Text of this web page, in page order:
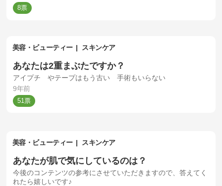
8
美容・ビューティー スキンケア
あなたは2重まぶたですか？
アイプチ やテープはもう古い 手術もいらない
9年前
51
美容・ビューティー スキンケア
あなたが肌で気にしているのは？
今後のコンテンツの参考にさせていただきますので、答えてく
れたら嬉しいです♪